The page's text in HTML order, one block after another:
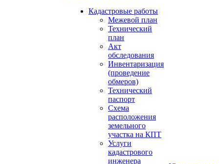
Кадастровые работы
Межевой план
Технический
план
Акт
обследования
Инвентаризация
(проведение
обмеров)
Технический
паспорт
Схема
расположения
земельного
участка на КПТ
Услуги
кадастрового
инженера